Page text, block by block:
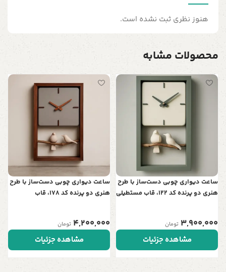
هنوز نظری ثبت نشده است.
محصولات مشابه
ساعت دیواری چوبی دست‌ساز با طرح
هنری دو پرنده کد 122، قاب مستطیلی
3,900,000 تومان
مشاهده جزئیات
ساعت دیواری چوبی دست‌ساز با طرح
هنری دو پرنده کد 178، قاب
4,200,000 تومان
مشاهده جزئیات